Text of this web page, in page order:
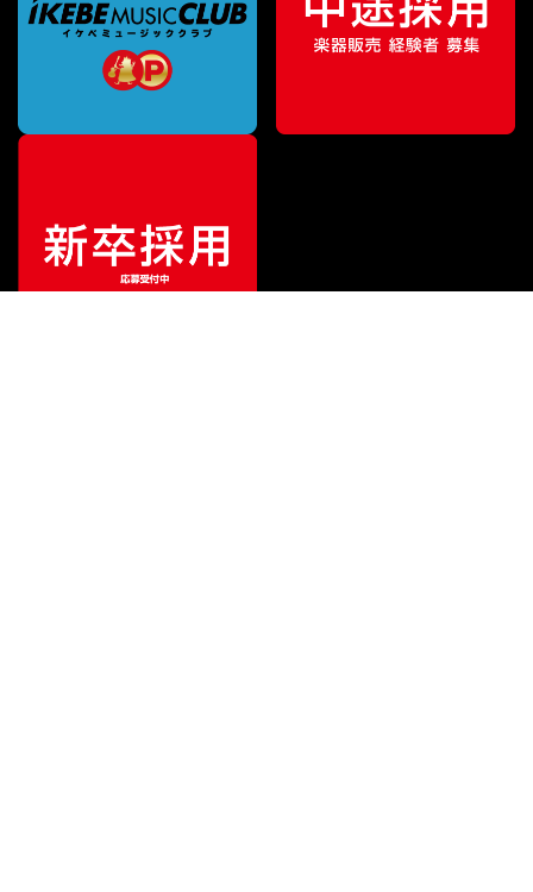
販売価格¥56,650（税込）